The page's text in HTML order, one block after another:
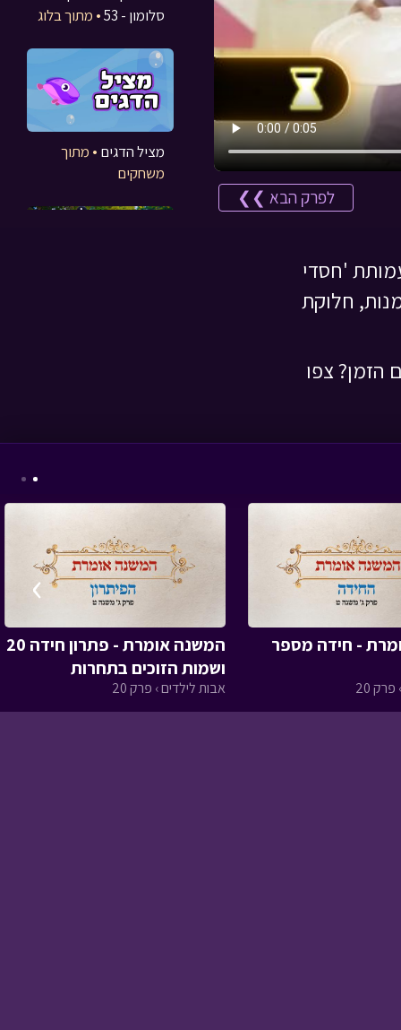
לפרק הבא ❯❯
סלומון - 53
• מתוך בלוג
מציל הדגים • מתוך
משחקים
המסע לבר המצווה -
מתוך המסע לבר
המצווה
שומר הסיפורים - הגולם
'חסדי
חלוקת
הזמן? צפו
- חידה מספר
20
המשנה אומרת - פתרון חידה 20
ושמות הזוכים בתחרות
אבות לילדים › פרק 20
›